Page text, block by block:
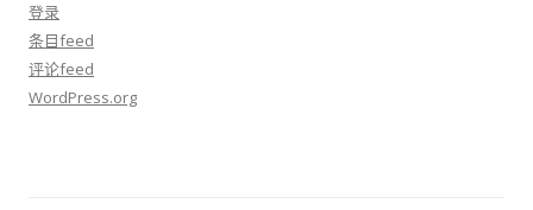
登录
条目feed
评论feed
WordPress.org